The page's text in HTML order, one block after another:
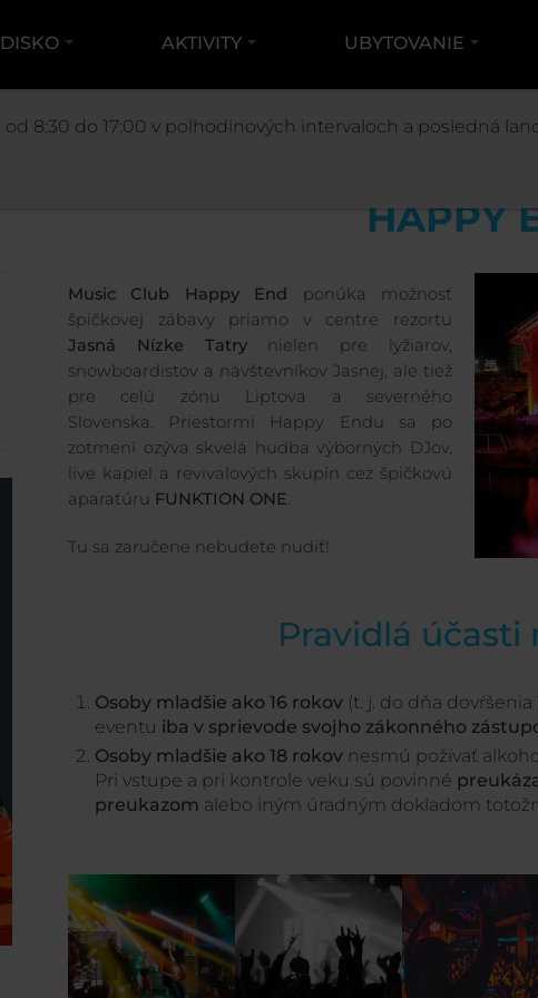
AKTIVITY UBYTOVANIE
AKTIVITY HAPPY END
HAPPY
Music Club Happy End ponúka možnosť
špičkovej zábavy priamo v centre rezortu
Jasná Nízke Tatrynielen pre lyžiarov,
snowboardistov a návštevníkov Jasnej, ale tiež
pre celú zónu Liptova a severného
Slovenska. Priestormi Happy Endu sa po
zotmení ozýva skvelá hudba výborných DJov,
live kapiel a revivalových skupín cez špičkovú
aparatúru FUNKTION ONE.
Tu sa zaručene nebudete nudiť!
Pravidlá účasti
Osoby mladšie ako 16 rokov (t. j. do dňa
eventu iba v sprievode svojho zákonného
Osoby mladšie ako 18 rokov nesmú požívať
Pri vstupe a pri kontrole veku sú povinné
preukazom alebo iným úradným dokladom
8:30 do 17:00 v polhodinových intervaloch a posledná